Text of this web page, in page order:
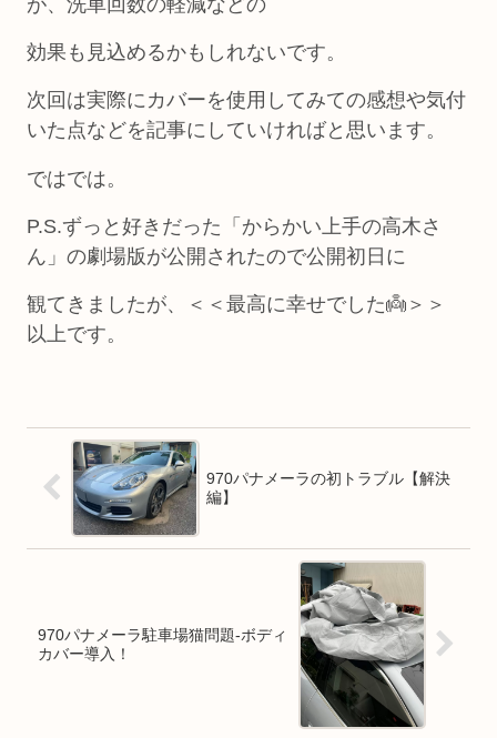
が、洗車回数の軽減などの
効果も見込めるかもしれないです。
次回は実際にカバーを使用してみての感想や気付
いた点などを記事にしていければと思います。
ではでは。
P.S.ずっと好きだった「からかい上手の高木さ
ん」の劇場版が公開されたので公開初日に
観てきましたが、＜＜最高に幸せでした👼＞＞
以上です。
970パナメーラの初トラブル【解決
編】
970パナメーラ駐車場猫問題-ボディ
カバー導入！